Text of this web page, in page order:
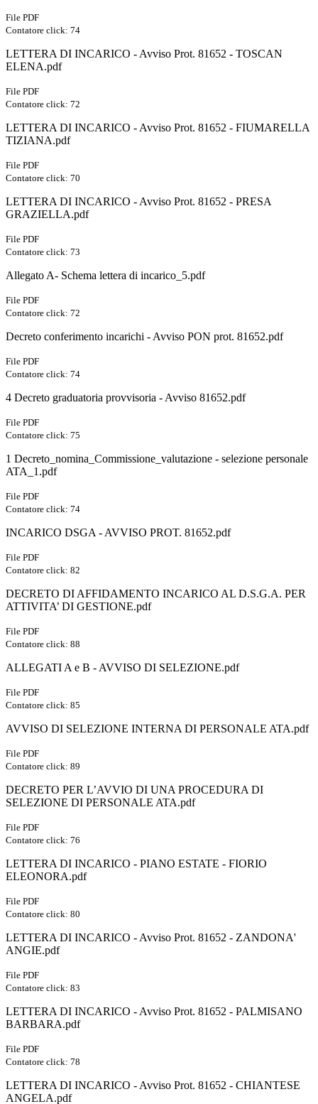
File PDF
Contatore click: 74
LETTERA DI INCARICO - Avviso Prot. 81652 - TOSCAN
ELENA.pdf
File PDF
Contatore click: 72
LETTERA DI INCARICO - Avviso Prot. 81652 - FIUMARELLA
TIZIANA.pdf
File PDF
Contatore click: 70
LETTERA DI INCARICO - Avviso Prot. 81652 - PRESA
GRAZIELLA.pdf
File PDF
Contatore click: 73
Allegato A- Schema lettera di incarico_5.pdf
File PDF
Contatore click: 72
Decreto conferimento incarichi - Avviso PON prot. 81652.pdf
File PDF
Contatore click: 74
4 Decreto graduatoria provvisoria - Avviso 81652.pdf
File PDF
Contatore click: 75
1 Decreto_nomina_Commissione_valutazione - selezione personale
ATA_1.pdf
File PDF
Contatore click: 74
INCARICO DSGA - AVVISO PROT. 81652.pdf
File PDF
Contatore click: 82
DECRETO DI AFFIDAMENTO INCARICO AL D.S.G.A. PER
ATTIVITA’ DI GESTIONE.pdf
File PDF
Contatore click: 88
ALLEGATI A e B - AVVISO DI SELEZIONE.pdf
File PDF
Contatore click: 85
AVVISO DI SELEZIONE INTERNA DI PERSONALE ATA.pdf
File PDF
Contatore click: 89
DECRETO PER L’AVVIO DI UNA PROCEDURA DI
SELEZIONE DI PERSONALE ATA.pdf
File PDF
Contatore click: 76
LETTERA DI INCARICO - PIANO ESTATE - FIORIO
ELEONORA.pdf
File PDF
Contatore click: 80
LETTERA DI INCARICO - Avviso Prot. 81652 - ZANDONA'
ANGIE.pdf
File PDF
Contatore click: 83
LETTERA DI INCARICO - Avviso Prot. 81652 - PALMISANO
BARBARA.pdf
File PDF
Contatore click: 78
LETTERA DI INCARICO - Avviso Prot. 81652 - CHIANTESE
ANGELA.pdf